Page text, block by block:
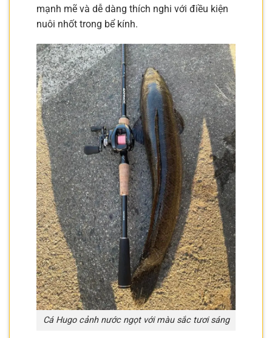
mạnh mẽ và dễ dàng thích nghi với điều kiện
nuôi nhốt trong bể kính.
Cá Hugo cảnh nước ngọt với màu sắc tươi sáng